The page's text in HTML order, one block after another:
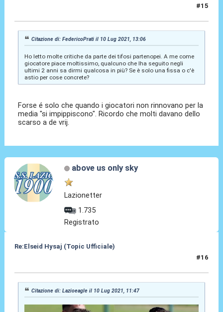
#15
Citazione di: FedericoPrati il 10 Lug 2021, 13:06
Ho letto molte critiche da parte dei tifosi partenopei. A me come
giocatore piace moltissimo, qualcuno che lha seguito negli
ultimi 2 anni sa dirmi qualcosa in più? Se è solo una fissa o c'è
astio per cose concrete?
Forse é solo che quando i giocatori non rinnovano per la
media "si impippiscono". Ricordo che molti davano dello
scarso a de vrij.
above us only sky
Lazionetter
1.735
Registrato
Re:Elseid Hysaj (Topic Ufficiale)
#16
Citazione di: Lazioeagle il 10 Lug 2021, 11:47